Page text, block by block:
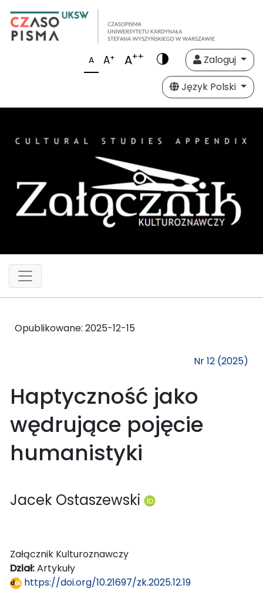
A A+ A++
Zaloguj
Język Polski
Opublikowane: 2025-12-15
Nr 12 (2025)
Haptyczność jako
wędrujące pojęcie
humanistyki
Jacek Ostaszewski
Załącznik Kulturoznawczy
Dział:Artykuły
https://doi.org/10.21697/zk.2025.12.19